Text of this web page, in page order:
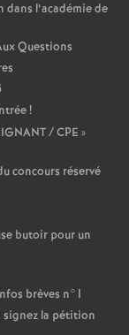
l’académie de
Questions
!
/CPE »
concours réservé
butoir pour un
brèves n°1
signez la pétition